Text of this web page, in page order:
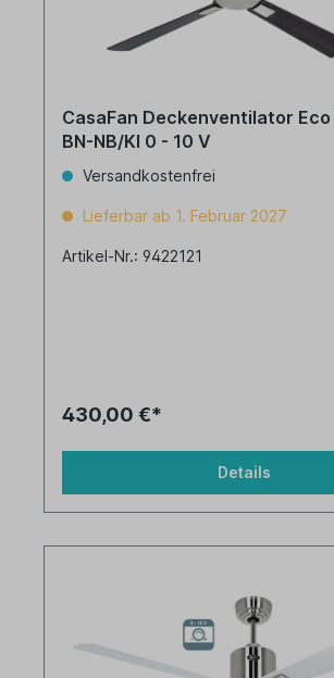
CasaFan Deckenventilator Eco
BN-NB/KI 0 - 10 V
Versandkostenfrei
Lieferbar ab 1. Februar 2027
Artikel-Nr.: 9422121
430,00 €*
Details